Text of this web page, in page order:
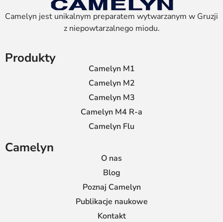
Camelyn jest unikalnym preparatem wytwarzanym w Gruzji
z niepowtarzalnego miodu.
Produkty
Camelyn M1
Camelyn M2
Camelyn M3
Camelyn M4 R-a
Camelyn Flu
Camelyn
O nas
Blog
Poznaj Camelyn
Publikacje naukowe
Kontakt